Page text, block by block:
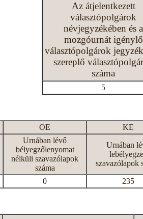
Az átjelentkezett
választópolgárok
névjegyzékében és a
mozgóurnát igénylő
választópolgárok
szereplő
száma
5
OE
KE
Urnában lévő
bélyegzőlenyomat
nélküli szavazólapok
száma
Urnában
szavazólapok
0 235